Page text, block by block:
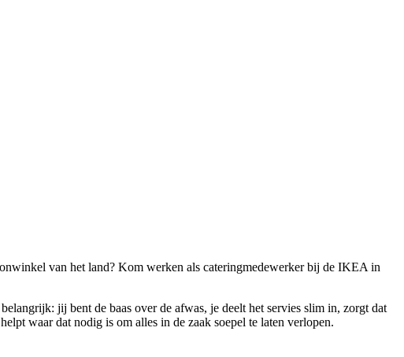
van het land? Kom werken als cateringmedewerker bij de IKEA in
jij bent de baas over de afwas, je deelt het servies slim in, zorgt dat
waar dat nodig is om alles in de zaak soepel te laten verlopen.